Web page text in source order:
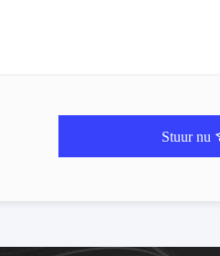
Stuur nu